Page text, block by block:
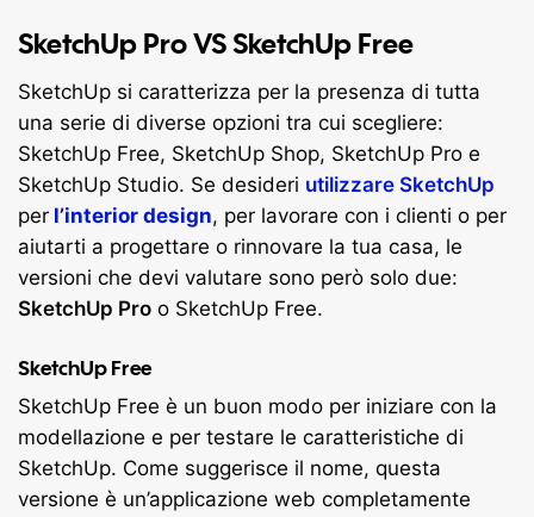
SketchUp Pro VS SketchUp Free
SketchUp si caratterizza per la presenza di tutta
una serie di diverse opzioni tra cui scegliere:
SketchUp Free, SketchUp Shop, SketchUp Pro e
SketchUp Studio. Se desideri utilizzare SketchUp
per l’interior design, per lavorare con i clienti o per
aiutarti a progettare o rinnovare la tua casa, le
versioni che devi valutare sono però solo due:
SketchUp Pro o SketchUp Free.
SketchUp Free
SketchUp Free è un buon modo per iniziare con la
modellazione e per testare le caratteristiche di
SketchUp. Come suggerisce il nome, questa
versione è un’applicazione web completamente